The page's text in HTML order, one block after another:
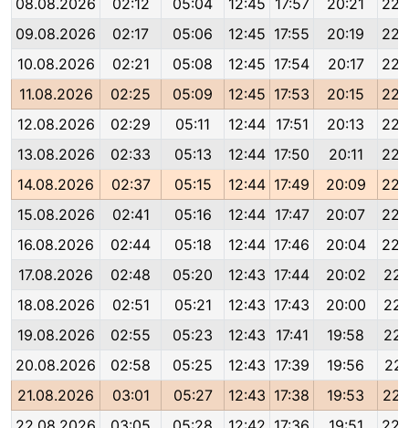
08.08.2026
02:12 05:04 12:45 17:57 20:21
09.08.2026
02:17 05:06 12:45 17:55 20:19
10.08.2026
02:21 05:08 12:45 17:54 20:17
11.08.2026
02:25 05:09 12:45 17:53 20:15
12.08.2026
02:29 05:11 12:44 17:51 20:13
13.08.2026
02:33 05:13 12:44 17:50 20:11
14.08.2026
02:37 05:15 12:44 17:49 20:09
15.08.2026
02:41 05:16 12:44 17:47 20:07
16.08.2026
02:44 05:18 12:44 17:46 20:04
17.08.2026
02:48 05:20 12:43 17:44 20:02
18.08.2026
02:51 05:21 12:43 17:43 20:00
19.08.2026
02:55 05:23 12:43 17:41 19:58
20.08.2026
02:58 05:25 12:43 17:39 19:56
21.08.2026
03:01 05:27 12:43 17:38 19:53